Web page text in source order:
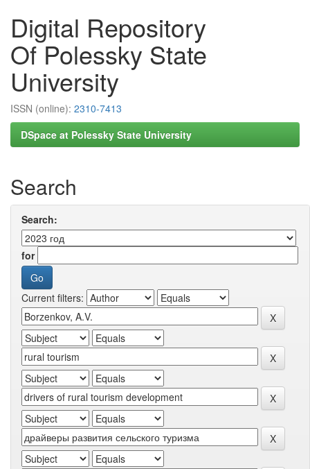
Digital Repository
Of Polessky State
University
ISSN (online): 2310-7413
DSpace at Polessky State University
Search
Search:
for
Current filters: